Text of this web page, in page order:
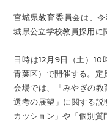
宮城県教育委員会は、
城県公立学校教員採用に
日時は12月9日（土）10
青葉区）で開催する。定
会場では、「みやぎの
選考の展望」に関する
カッション」や「個別質